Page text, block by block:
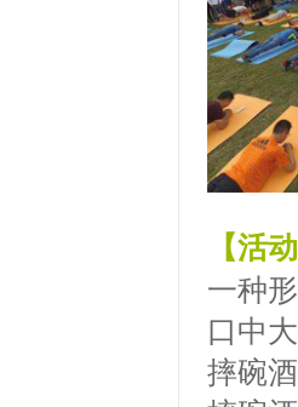
【活
一种
口中
摔碗